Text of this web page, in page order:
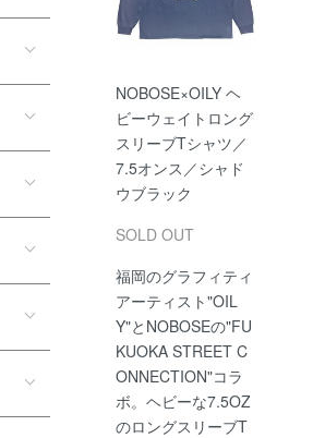
NOBOSE×OILY ヘ
ビーウェイトロング
スリーブTシャツ／
7.5オンス／シャド
ウブラック
SOLD OUT
福岡のグラフィティ
アーティスト"OIL
Y"とNOBOSEの"FU
KUOKA STREET C
ONNECTION"コラ
ボ。ヘビーな7.5OZ
のロングスリーブT